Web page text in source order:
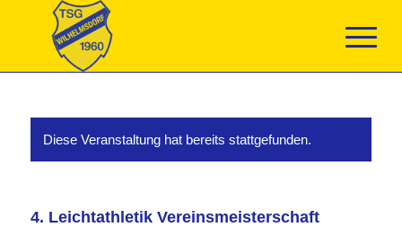
Diese Veranstaltung hat bereits stattgefunden.
4. Leichtathletik Vereinsmeisterschaft